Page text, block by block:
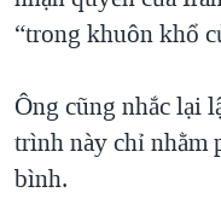
NGƯ DÂN VIỆT VÀ
QUAN HỆ VIỆT MỸ
“trong khuôn khổ
Ông cũng nhắc lại
trình này chỉ nhằm
bình.